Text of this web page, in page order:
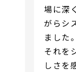
場に深
がらシ
ました
それを
しさを